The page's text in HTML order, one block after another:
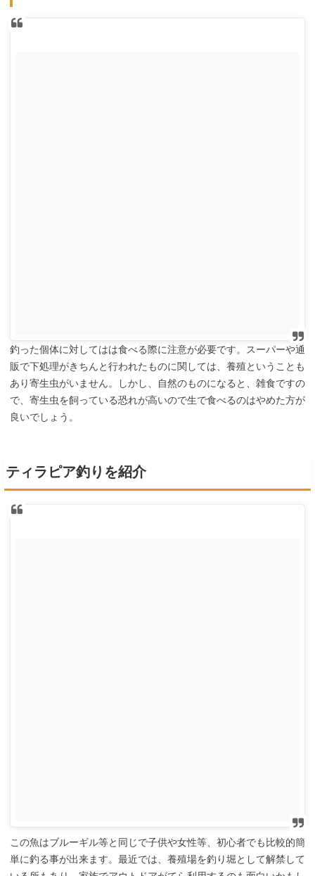
釣った個体に対してはは食べる際に注意が必要です。スーパーや通
販で下処理がきちんと行われたものに関しては、養殖ということも
あり寄生虫がいません。しかし、自然のものになると、雑食ですの
で、寄生虫を飼っている恐れが高いので生で食べるのはやめた方が
良いでしょう。
ティラピア釣りを紹介
この魚はブルーギル等と同じで子供や女性等、初心者でも比較的簡
単に釣る事が出来ます。最近では、養殖場を釣り堀として解禁して